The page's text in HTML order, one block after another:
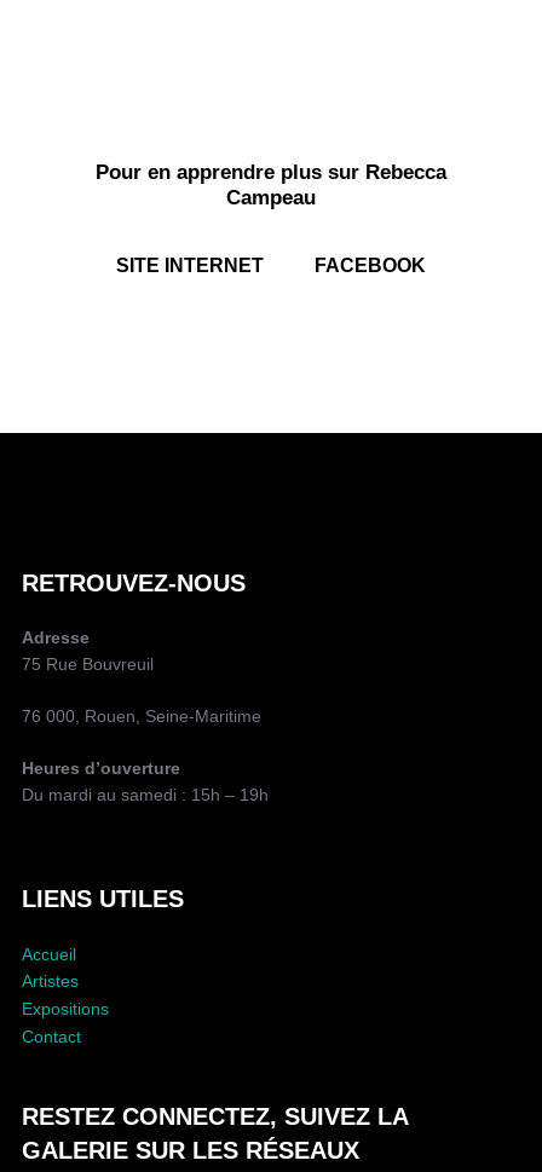
Pour en apprendre plus sur Rebecca
Campeau
SITE INTERNET FACEBOOK
U
D
E
A
U
B
A
I
O
N
RETROUVEZ-NOUS
Adresse
75 Rue Bouvreuil
76 000, Rouen, Seine-Maritime
Heures d’ouverture
Du mardi au samedi : 15h – 19h
LIENS UTILES
Accueil
Artistes
Expositions
Contact
RESTEZ CONNECTEZ, SUIVEZ LA
GALERIE SUR LES RÉSEAUX